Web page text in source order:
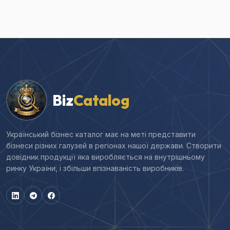
BizCatalog
Український бізнес каталог має на меті представити
бізнеси різних галузей в регіонах нашої держави. Створити
довідник продукції яка виробляється на внутрішньому
ринку України, і збільши впізнаваність виробників.